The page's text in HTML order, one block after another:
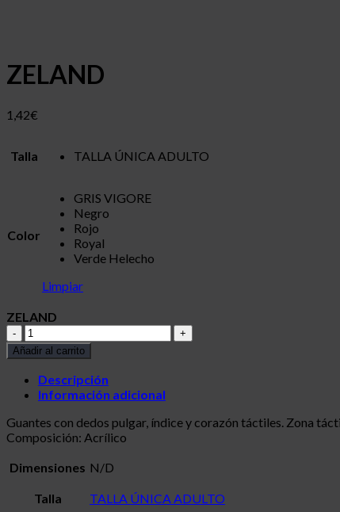
ZELAND
1,42€
Talla TALLA ÚNICA ADULTO
Color
GRIS VIGORE
Negro
Rojo
Royal
Verde Helecho
Limpiar
ZELAND
ZELAND
cantidad
Añadir al carrito
Descripción
Información adicional
Guantes con dedos pulgar, índice y corazón táctiles. Zona
Composición: Acrílico
Dimensiones N/D
Talla TALLA ÚNICA ADULTO